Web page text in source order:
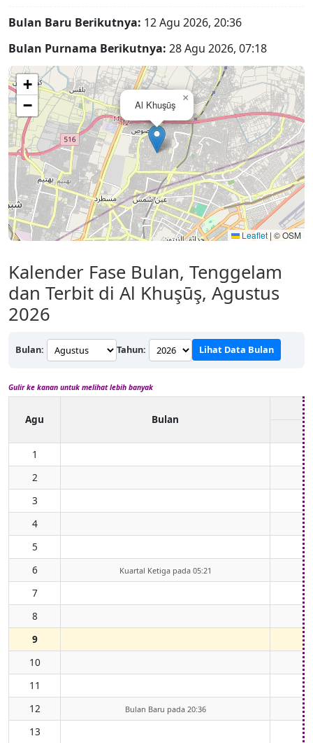
Bulan Baru Berikutnya: 12 Agu 2026, 20:36
Bulan Purnama Berikutnya: 28 Agu 2026, 07:18
Al Khuşūş
×
+
−
Leaflet |© OSM
Kalender Fase Bulan, Tenggelam
dan Terbit di Al Khuşūş, Agustus
2026
Bulan: Tahun: Lihat Data Bulan
Gulir ke kanan untuk melihat lebih banyak
Agu Bulan
1
2
3
4
5
6
Kuartal Ketiga pada 05:21
7
8
9
10
11
12
Bulan Baru pada 20:36
13